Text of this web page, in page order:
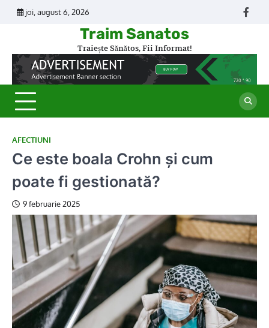
Skip
joi, august 6, 2026
Traim Sanatos
Traiește Sănătos, Fii Informat!
AFECTIUNI
Ce este boala Crohn și cum
poate fi gestionată?
9 februarie 2025